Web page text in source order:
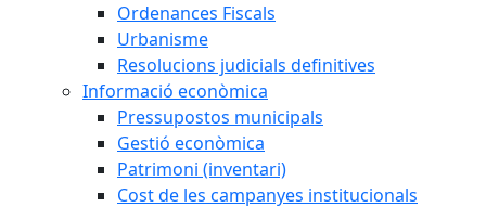
Ordenances Fiscals
Urbanisme
Resolucions judicials definitives
Informació econòmica
Pressupostos municipals
Gestió econòmica
Patrimoni (inventari)
Cost de les campanyes institucionals